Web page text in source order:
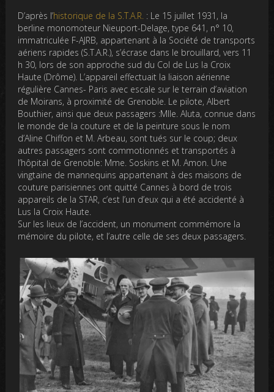
D’après l’historique de la S.T.A.R. : Le 15 juillet 1931, la
berline monomoteur Nieuport-Delage, type 641, n° 10,
immatriculée F-AJRB, appartenant à la Société de transports
aériens rapides (S.T.A.R.), s’écrase dans le brouillard, vers 11
h 30, lors de son approche sud du Col de Lus la Croix
Haute (Drôme). L’appareil effectuait la liaison aérienne
régulière Cannes- Paris avec escale sur le terrain d’aviation
de Moirans, à proximité de Grenoble. Le pilote, Albert
Bouthier, ainsi que deux passagers :Mlle. Aluta, connue dans
le monde de la couture et de la peinture sous le nom
d’Aline Chiffon et M. Arbeau, sont tués sur le coup; deux
autres passagers sont commotionnés et transportés à
l’hôpital de Grenoble: Mme. Soskins et M. Amon. Une
vingtaine de mannequins appartenant à des maisons de
couture parisiennes ont quitté Cannes à bord de trois
appareils de la STAR, c’est l’un d’eux qui a été accidenté à
Lus la Croix Haute.
Sur les lieux de l’accident, un monument commémore la
mémoire du pilote, et l’autre celle de ses deux passagers.